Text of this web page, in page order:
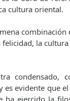
cultura oriental.
felicidad, la
es evidente que